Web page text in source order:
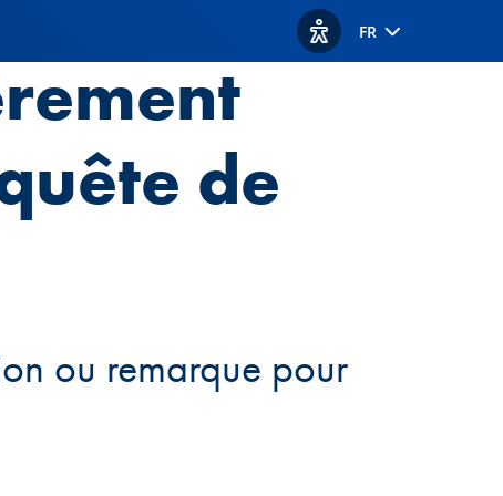
Afficher les options
FR
de
ou remarque pour